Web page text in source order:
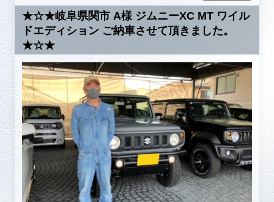
★☆★岐阜県関市 A様 ジムニーXC MT ワイル
ドエディション ご納車させて頂きました。
★☆★